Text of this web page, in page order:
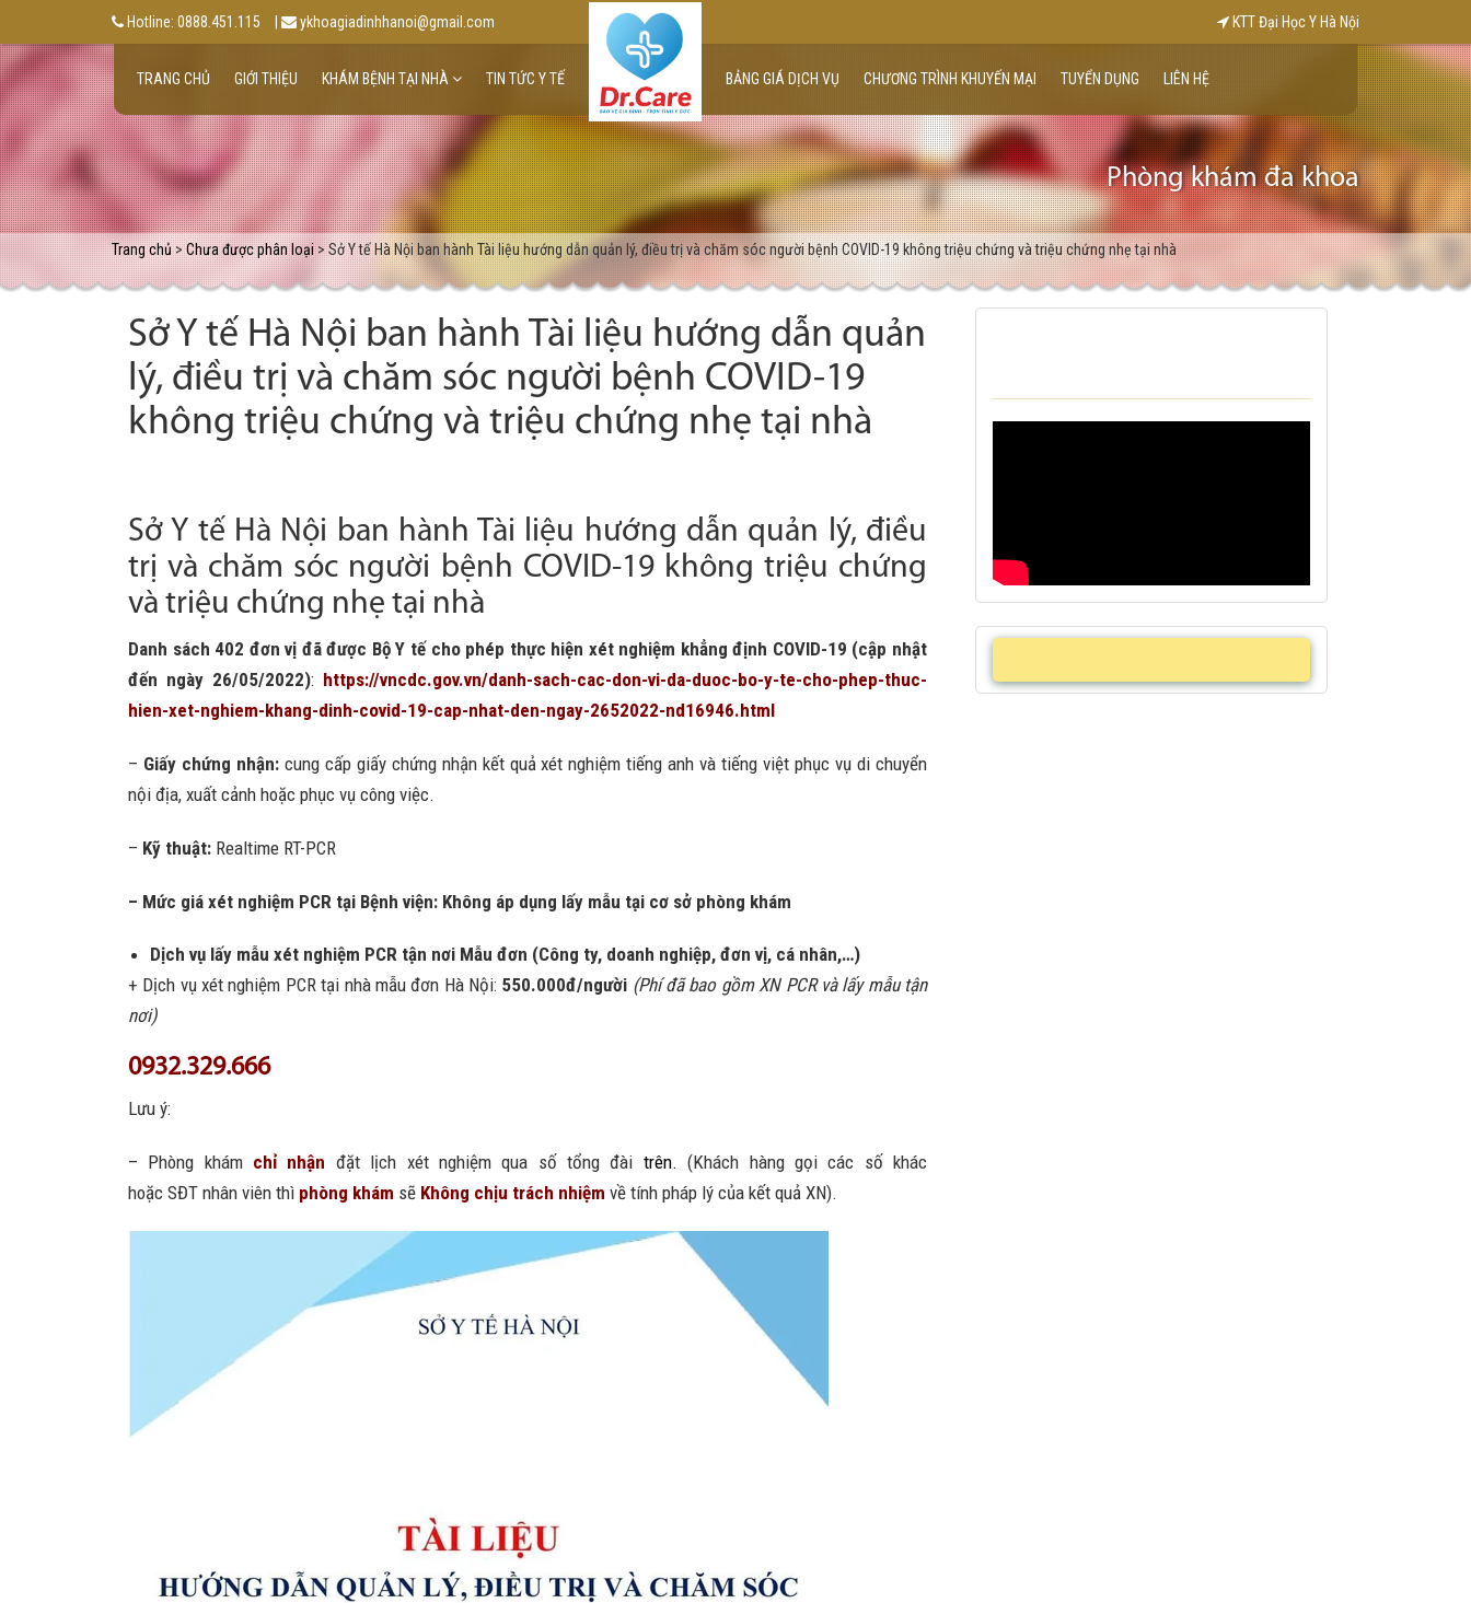
Hotline: 0888.451.115 ykhoagiadinhhanoi@gmail.com KTT Đại Học Y Hà Nội
TRANG CHỦ GIỚI THIỆU KHÁM BỆNH TẠI NHÀ TIN TỨC Y TẾ BẢNG GIÁ DỊCH VỤ CHƯƠNG TRÌNH KHUYẾN MẠI TUYỂN DỤNG LIÊN HỆ
Phòng khám đa khoa
Trang chủ>Chưa được phân loại> Sở Y tế Hà Nội ban hành Tài liệu hướng dẫn quản lý, điều trị và chăm sóc người bệnh COVID-19 không triệu chứng và triệu chứng nhẹ tại nhà
Sở Y tế Hà Nội ban hành Tài liệu hướng dẫn quản
lý, điều trị và chăm sóc người bệnh COVID-19
không triệu chứng và triệu chứng nhẹ tại nhà
Sở Y tế Hà Nội ban hành Tài liệu hướng dẫn quản lý, điều
trị và chăm sóc người bệnh COVID-19 không triệu chứng
và triệu chứng nhẹ tại nhà
Danh sách 402 đơn vị đã được Bộ Y tế cho phép thực hiện xét nghiệm khẳng định COVID-19 (cập nhật
đến ngày 26/05/2022): https://vncdc.gov.vn/danh-sach-cac-don-vi-da-duoc-bo-y-te-cho-phep-thuc-
hien-xet-nghiem-khang-dinh-covid-19-cap-nhat-den-ngay-2652022-nd16946.html
– Giấy chứng nhận:cung cấp giấy chứng nhận kết quả xét nghiệm tiếng anh và tiếng việt phục vụ di chuyển
nội địa, xuất cảnh hoặc phục vụ công việc.
– Kỹ thuật: Realtime RT-PCR
– Mức giá xét nghiệm PCR tại Bệnh viện: Không áp dụng lấy mẫu tại cơ sở phòng khám
Dịch vụ lấy mẫu xét nghiệm PCR tận nơi Mẫu đơn (Công ty, doanh nghiệp, đơn vị, cá nhân,…)
+ Dịch vụ xét nghiệm PCR tại nhà mẫu đơn Hà Nội: 550.000đ/người (Phí đã bao gồm XN PCR và lấy mẫu tận
nơi)
0932.329.666
Lưu ý:
– Phòng khám chỉ nhận đặt lịch xét nghiệm qua số tổng đài trên.(Khách hàng gọi các số khác
hoặc SĐT nhân viên thì phòng khám sẽ Không chịu trách nhiệm về tính pháp lý của kết quả XN).